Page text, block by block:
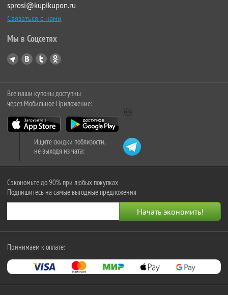
sprosi@kupikupon.ru
Связаться с нами
Мы в Соцсетях
Все наши купоны доступны
через Мобильное Приложение:
Ищите скидки поблизости,
не выходя из чата:
Сэкономьте до 90% при любых покупках
Подпишитесь на самые выгодные предложения
Принимаем к оплате: